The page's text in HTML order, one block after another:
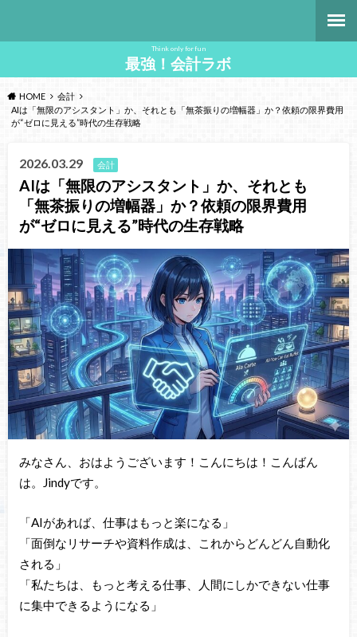
Think only for fun
最強！会計ラボ
HOME
会計
AIは「無限のアシスタント」か、それとも「無茶振りの増幅器」か？依頼の限界費用
が“ゼロに見える”時代の生存戦略
2026.03.29 会計
AIは「無限のアシスタント」か、それとも
「無茶振りの増幅器」か？依頼の限界費用
が“ゼロに見える”時代の生存戦略
みなさん、おはようございます！こんにちは！こんばん
は。Jindyです。
「AIがあれば、仕事はもっと楽になる」
「面倒なリサーチや資料作成は、これからどんどん自動化
される」
「私たちは、もっと考える仕事、人間にしかできない仕事
に集中できるようになる」